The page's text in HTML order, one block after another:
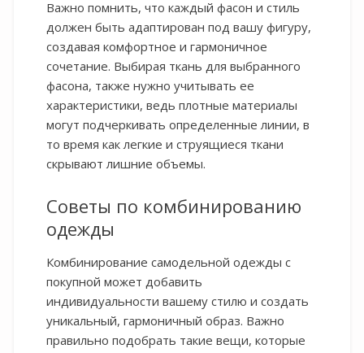
Важно помнить, что каждый фасон и стиль
должен быть адаптирован под вашу фигуру,
создавая комфортное и гармоничное
сочетание. Выбирая ткань для выбранного
фасона, также нужно учитывать ее
характеристики, ведь плотные материалы
могут подчеркивать определенные линии, в
то время как легкие и струящиеся ткани
скрывают лишние объемы.
Советы по комбинированию
одежды
Комбинирование самодельной одежды с
покупной может добавить
индивидуальности вашему стилю и создать
уникальный, гармоничный образ. Важно
правильно подобрать такие вещи, которые